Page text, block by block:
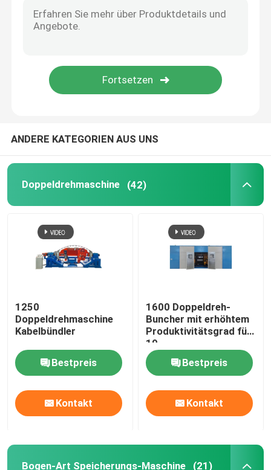
"Doppelt Twist Buncher"
steifes Rahmen strander
Einfachverdrehungskabelmaschine
Bündeln der Maschine
Cable Buncher
Kabelmaschine mit Bogenart
Horizontale Kabelbandbandmaschine
Kabel-Spinnmaschine
Hilfsmittel
ANDERE KATEGORIEN AUS UNS
Doppeldrehmaschine (42)
1250
Doppeldrehmaschine
Kabelbündler
Bestpreis
Kontakt
1600 Doppeldreh-
Buncher mit erhöhtem
Produktivitätsgrad für
19
Kernstrangprozesse
Bestpreis
Kontakt
Bogen-Art Speicherungs-Maschine (21)